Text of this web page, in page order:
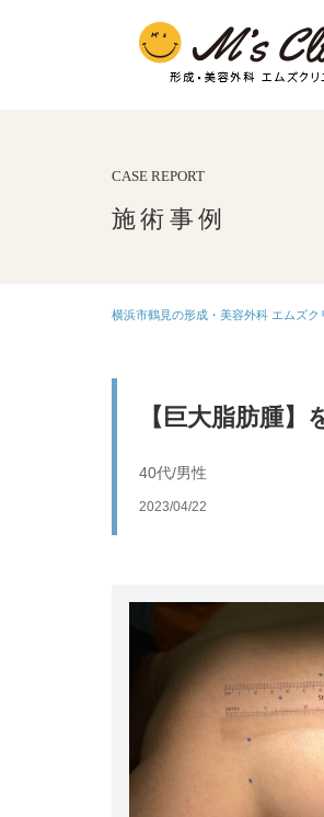
CASE REPORT
施術事例
横浜市鶴見の形成・美容外科 エムズク
【巨大脂肪腫
40代/男性
2023/04/22